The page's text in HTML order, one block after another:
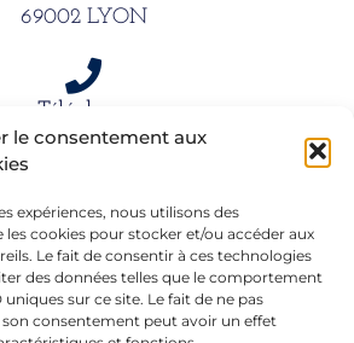
le consentement aux
expériences, nous utilisons des
cookies pour stocker et/ou accéder aux
Le fait de consentir à ces technologies
des données telles que le comportement
sur ce site. Le fait de ne pas
consentement peut avoir un effet
69002 LYON
Téléphone
06 15 61 39 66
Mail